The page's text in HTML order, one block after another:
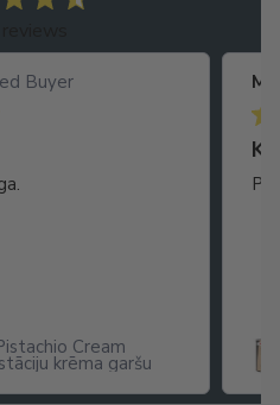
Buyer
Cream
krēma garšu